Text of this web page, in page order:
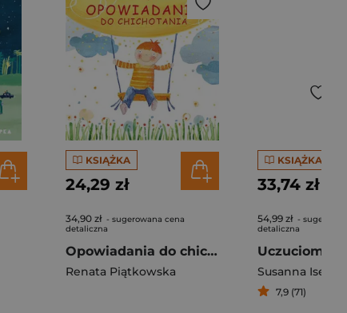
KSIĄŻKA
24,29 zł
34,90 zł - sugerowana cena
detaliczna
Opowiadania do chichotania
Renata Piątkowska
KSIĄŻKA
33,74 zł
54,99 zł -
detaliczna
Susanna Isern
7,9 (71)